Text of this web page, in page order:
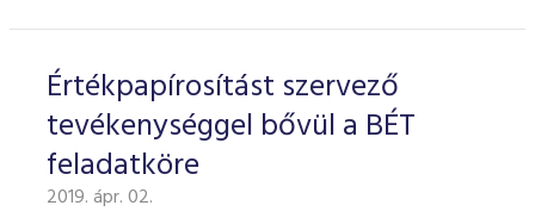
Értékpapírosítást szervező
tevékenységgel bővül a BÉT
feladatköre
2019. ápr. 02.